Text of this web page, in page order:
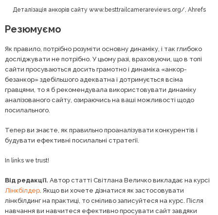
Деталізація анкорів сайту www.besttrailcamerareviews.org/, Ahrefs
Резюмуємо
Як правило, потрібно розуміти основну динаміку, і так глибоко
досліджувати не потрібно. У цьому разі, враховуючи, що в топі
сайти просуваються досить грамотно і динаміка «анкор-
безанкор» здебільшого адекватна і дотримується всіма
гравцями, то я б рекомендувала використовувати динаміку
аналізованого сайту, озираючись на ваші можливості щодо
посилального.
Тепер ви знаєте, як правильно проаналізувати конкурентів і
будувати ефективні посилальні стратегії.
In links we trust!
Від редакції. Автор статті Світлана Величко викладає на курсі
Лінкбілдер . Якщо ви хочете дізнатися як застосовувати
лінкбілдинг на практиці, то сміливо записуйтеся на курс. Після
навчання ви навчитеся ефективно просувати сайт завдяки